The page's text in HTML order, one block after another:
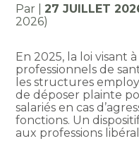
Par |27 JUILLET
2026)
En 2025, la loi visant
professionnels de
les structures
de déposer plainte
salariés en cas
fonctions. Un
aux professions